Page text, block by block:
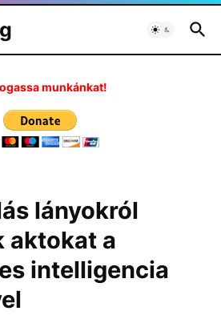
munkánkat!
lányokról
aktokat a
intelligencia